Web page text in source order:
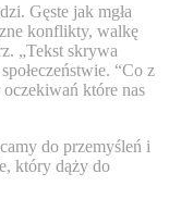
Gęste jak mgła
konflikty, walkę
„Tekst skrywa
“Co z
które nas
do przemyśleń i
który dąży do